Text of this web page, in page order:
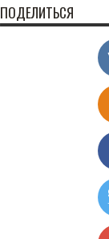
ПОДЕЛИТЬСЯ